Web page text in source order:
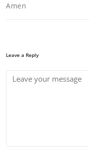
Amen
Leave a Reply